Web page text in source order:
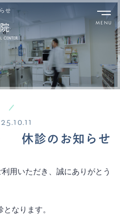
せ
休診のお知らせ
用いただき、誠にありがとう
なります。